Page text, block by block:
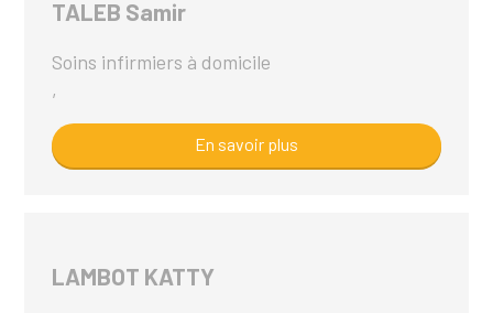
TALEB Samir
Soins infirmiers à domicile
,
En savoir plus
LAMBOT KATTY